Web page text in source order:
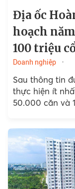
Địa ốc
hoạch
100 triệu
Doanh nghiệp
Sau thông tin
thực hiện ít
50.000 căn và